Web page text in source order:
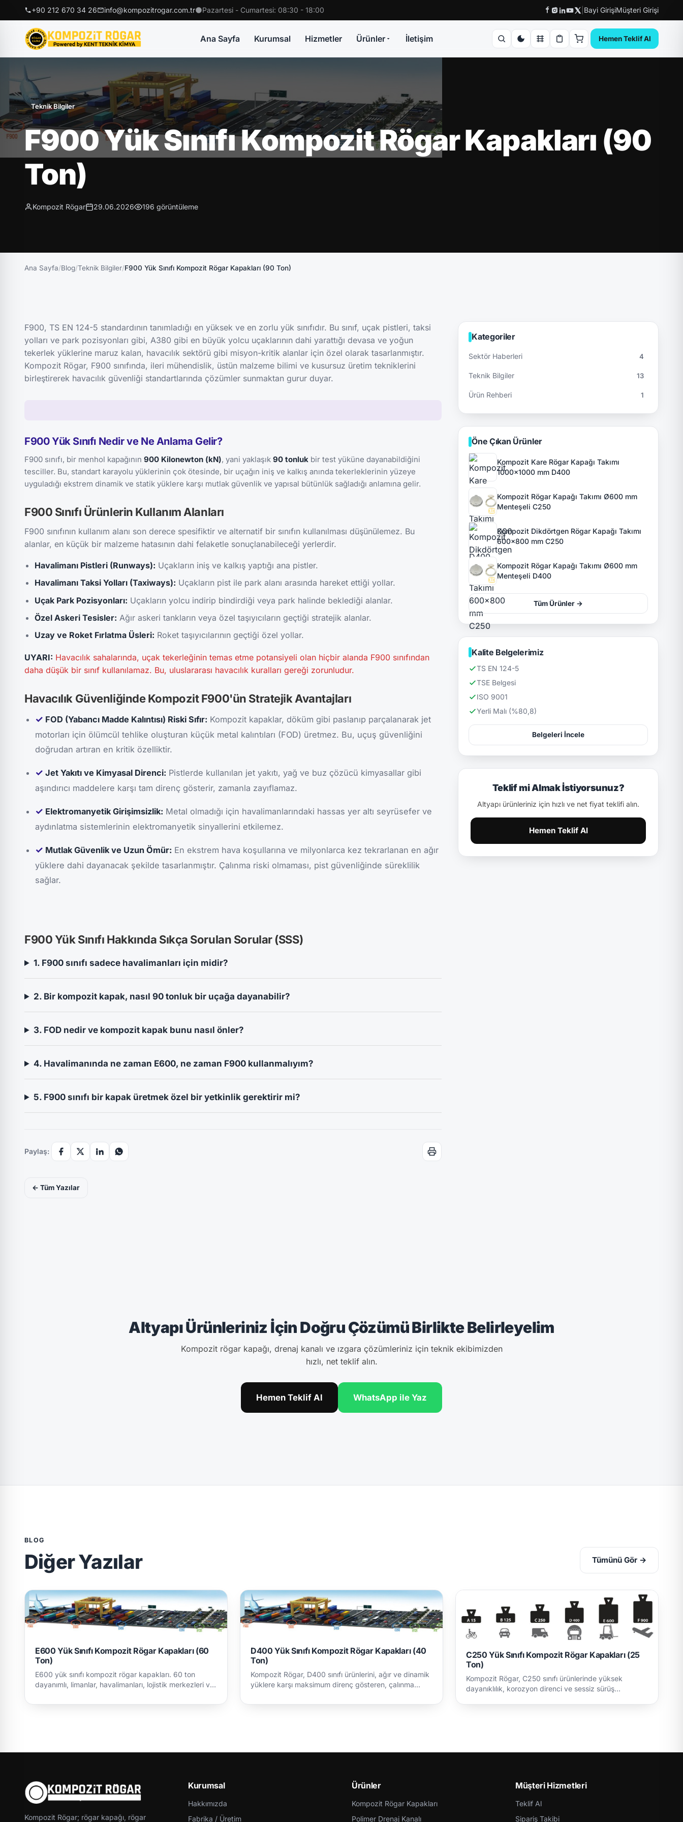
+90 212 670 34 26 info@kompozitrogar.com.tr Pazartesi - Cumartesi: 08:30 - 18:00 Bayi GirişiMüşteri Girişi
Ana Sayfa Kurumsal Hizmetler Ürünler İletişim Hemen Teklif Al
Teknik Bilgiler
F900 Yük Sınıfı Kompozit Rögar Kapakları (90
Ton)
Kompozit Rögar 29.06.2026 196 görüntüleme
Ana Sayfa/Blog/Teknik Bilgiler/F900 Yük Sınıfı Kompozit Rögar Kapakları (90 Ton)
F900, TS EN 124-5 standardının tanımladığı en yüksek ve en zorlu yük sınıfıdır. Bu sınıf, uçak pistleri, taksi
yolları ve park pozisyonları gibi, A380 gibi en büyük yolcu uçaklarının dahi yarattığı devasa ve yoğun
tekerlek yüklerine maruz kalan, havacılık sektörü gibi misyon-kritik alanlar için özel olarak tasarlanmıştır.
Kompozit Rögar, F900 sınıfında, ileri mühendislik, üstün malzeme bilimi ve kusursuz üretim tekniklerini
birleştirerek havacılık güvenliği standartlarında çözümler sunmaktan gurur duyar.
F900 Yük Sınıfı Nedir ve Ne Anlama Gelir?
F900 sınıfı, bir menhol kapağının 900 Kilonewton (kN), yani yaklaşık 90 tonluk bir test yüküne dayanabildiğini
tesciller. Bu, standart karayolu yüklerinin çok ötesinde, bir uçağın iniş ve kalkış anında tekerleklerinin yüzeye
uyguladığı ekstrem dinamik ve statik yüklere karşı mutlak güvenlik ve yapısal bütünlük sağladığı anlamına gelir.
F900 Sınıfı Ürünlerin Kullanım Alanları
F900 sınıfının kullanım alanı son derece spesifiktir ve alternatif bir sınıfın kullanılması düşünülemez. Bu
alanlar, en küçük bir malzeme hatasının dahi felaketle sonuçlanabileceği yerlerdir.
Havalimanı Pistleri (Runways): Uçakların iniş ve kalkış yaptığı ana pistler.
Havalimanı Taksi Yolları (Taxiways): Uçakların pist ile park alanı arasında hareket ettiği yollar.
Uçak Park Pozisyonları: Uçakların yolcu indirip bindirdiği veya park halinde beklediği alanlar.
Özel Askeri Tesisler: Ağır askeri tankların veya özel taşıyıcıların geçtiği stratejik alanlar.
Uzay ve Roket Fırlatma Üsleri: Roket taşıyıcılarının geçtiği özel yollar.
UYARI: Havacılık sahalarında, uçak tekerleğinin temas etme potansiyeli olan hiçbir alanda F900 sınıfından
daha düşük bir sınıf kullanılamaz. Bu, uluslararası havacılık kuralları gereği zorunludur.
Havacılık Güvenliğinde Kompozit F900'ün Stratejik Avantajları
✓ FOD (Yabancı Madde Kalıntısı) Riski Sıfır: Kompozit kapaklar, döküm gibi paslanıp parçalanarak jet
motorları için ölümcül tehlike oluşturan küçük metal kalıntıları (FOD) üretmez. Bu, uçuş güvenliğini
doğrudan artıran en kritik özelliktir.
✓ Jet Yakıtı ve Kimyasal Direnci: Pistlerde kullanılan jet yakıtı, yağ ve buz çözücü kimyasallar gibi
aşındırıcı maddelere karşı tam direnç gösterir, zamanla zayıflamaz.
✓ Elektromanyetik Girişimsizlik: Metal olmadığı için havalimanlarındaki hassas yer altı seyrüsefer ve
aydınlatma sistemlerinin elektromanyetik sinyallerini etkilemez.
✓ Mutlak Güvenlik ve Uzun Ömür: En ekstrem hava koşullarına ve milyonlarca kez tekrarlanan en ağır
yüklere dahi dayanacak şekilde tasarlanmıştır. Çalınma riski olmaması, pist güvenliğinde süreklilik
sağlar.
F900 Yük Sınıfı Hakkında Sıkça Sorulan Sorular (SSS)
1. F900 sınıfı sadece havalimanları için midir?
2. Bir kompozit kapak, nasıl 90 tonluk bir uçağa dayanabilir?
3. FOD nedir ve kompozit kapak bunu nasıl önler?
4. Havalimanında ne zaman E600, ne zaman F900 kullanmalıyım?
5. F900 sınıfı bir kapak üretmek özel bir yetkinlik gerektirir mi?
Paylaş:
← Tüm Yazılar
Kategoriler
Sektör Haberleri 4
Teknik Bilgiler 13
Ürün Rehberi 1
Öne Çıkan Ürünler
Kompozit Kare Rögar Kapağı Takımı
1000x1000 mm D400
Kompozit Rögar Kapağı Takımı Ø600 mm
Menteşeli C250
Kompozit Dikdörtgen Rögar Kapağı Takımı
600x800 mm C250
Kompozit Rögar Kapağı Takımı Ø600 mm
Menteşeli D400
Tüm Ürünler →
Kalite Belgelerimiz
TS EN 124-5
TSE Belgesi
ISO 9001
Yerli Malı (%80,8)
Belgeleri İncele
Teklif mi Almak İstiyorsunuz?
Altyapı ürünleriniz için hızlı ve net fiyat teklifi alın.
Hemen Teklif Al
Altyapı Ürünleriniz İçin Doğru Çözümü Birlikte Belirleyelim
Kompozit rögar kapağı, drenaj kanalı ve ızgara çözümleriniz için teknik ekibimizden
hızlı, net teklif alın.
Hemen Teklif Al WhatsApp ile Yaz
BLOG
Diğer Yazılar Tümünü Gör →
E600 Yük Sınıfı Kompozit Rögar Kapakları (60
Ton)
E600 yük sınıfı kompozit rögar kapakları. 60 ton
dayanımlı, limanlar, havalimanları, lojistik merkezleri ve
D400 Yük Sınıfı Kompozit Rögar Kapakları (40
Ton)
Kompozit Rögar, D400 sınıfı ürünlerini, ağır ve dinamik
yüklere karşı maksimum direnç gösteren, çalınma
C250 Yük Sınıfı Kompozit Rögar Kapakları (25
Ton)
Kompozit Rögar, C250 sınıfı ürünlerinde yüksek
dayanıklılık, korozyon direnci ve sessiz sürüş
Kompozit Rögar; rögar kapağı, rögar
Kurumsal
Hakkımızda
Fabrika / Üretim
Ürünler
Kompozit Rögar Kapakları
Polimer Drenaj Kanalı
Müşteri Hizmetleri
Teklif Al
Sipariş Takibi